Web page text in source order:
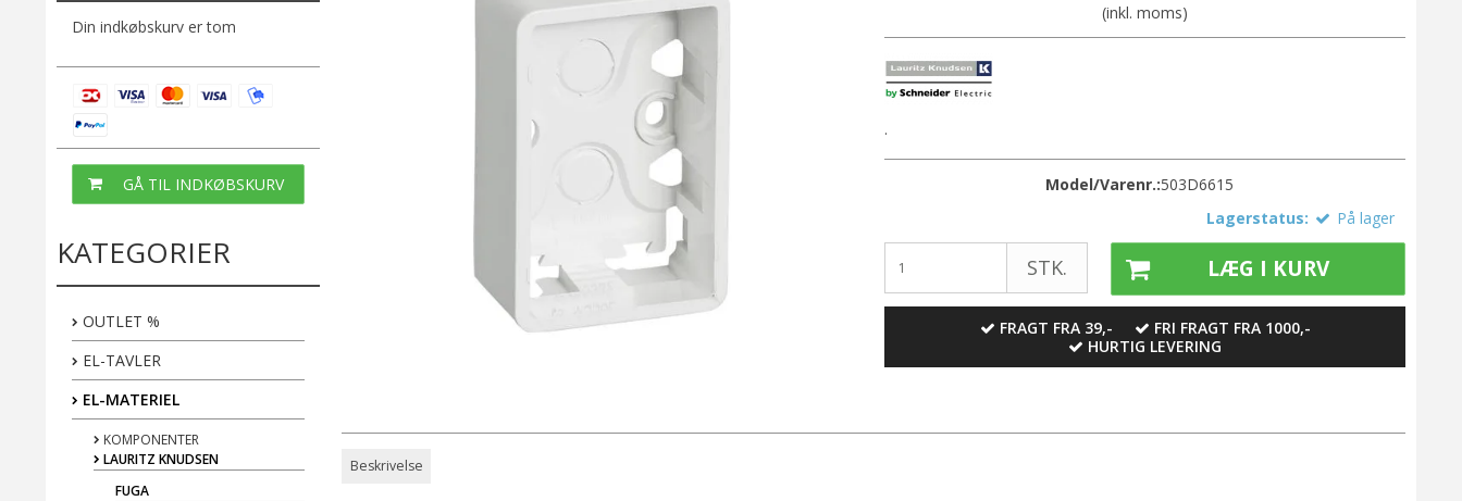
Din indkøbskurv er tom
GÅ TIL INDKØBSKURV
KATEGORIER
OUTLET %
EL-TAVLER
EL-MATERIEL
KOMPONENTER
LAURITZ KNUDSEN
FUGA
(inkl. moms)
.
Model/Varenr.:503D6615
Lagerstatus:
På lager
STK. LÆG I KURV
FRAGT FRA 39,-
FRI FRAGT FRA 1000,-
HURTIG LEVERING
Beskrivelse